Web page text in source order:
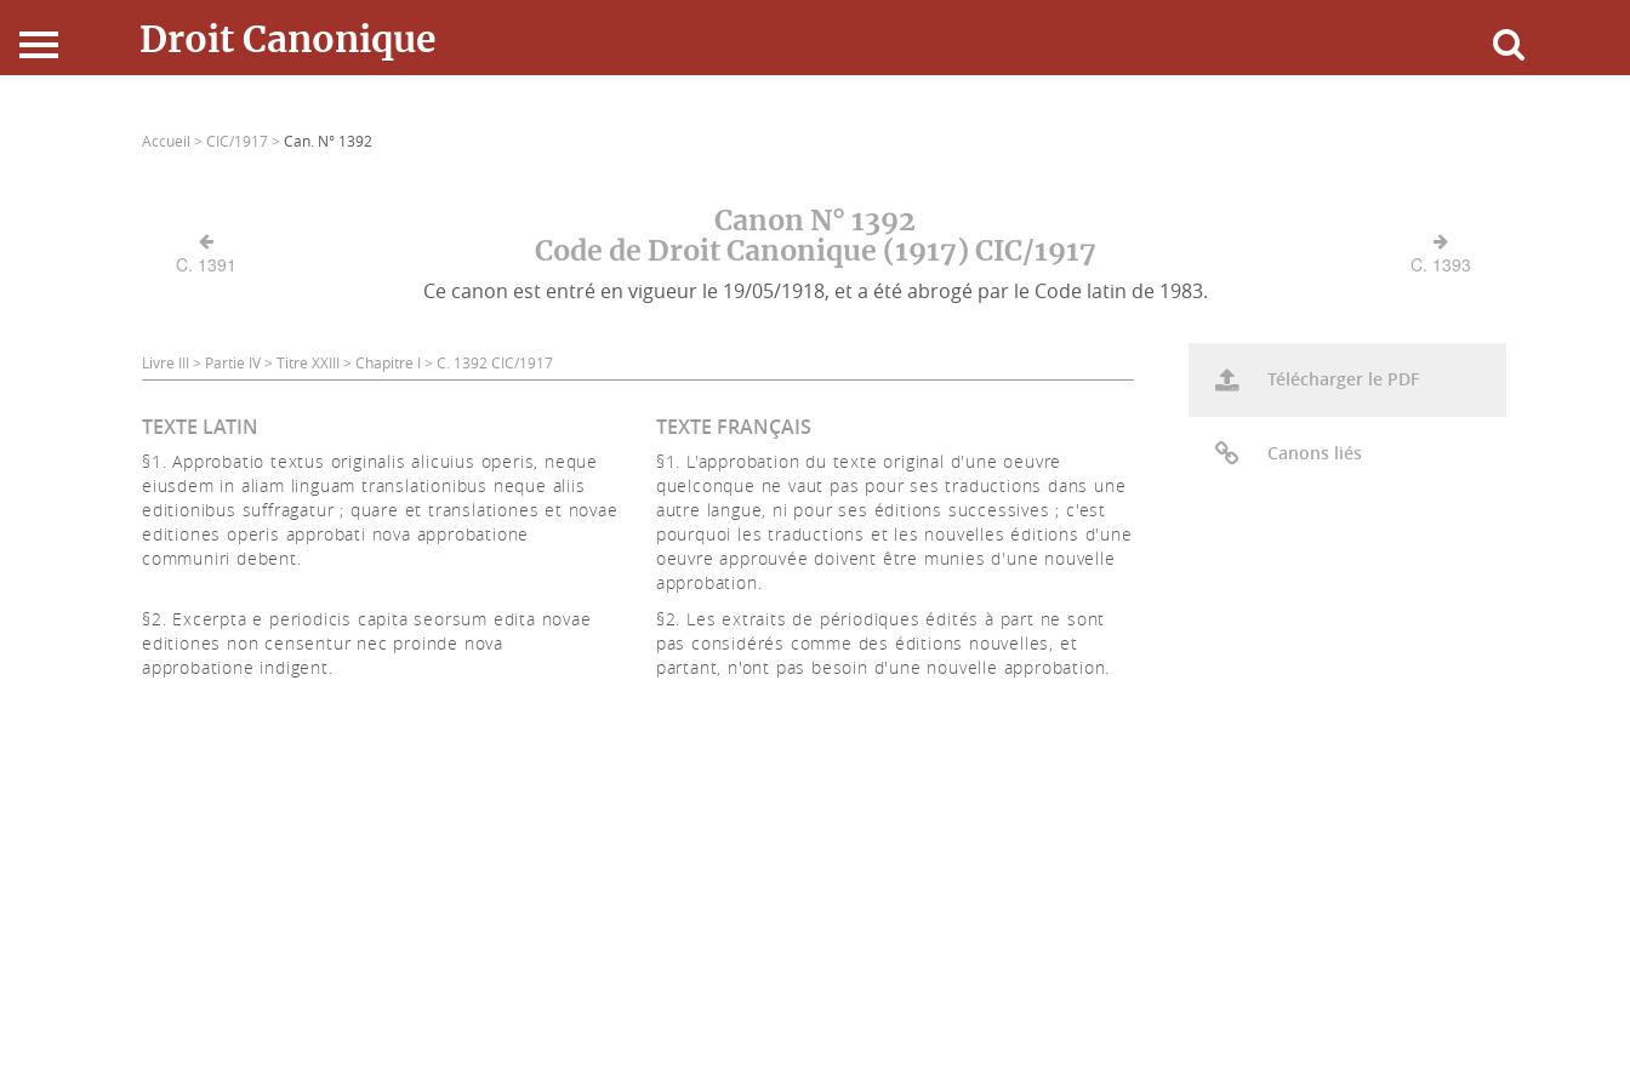
Droit Canonique
Connexion
Accueil > CIC/1917 > Can. N° 1392
C. 1391
Canon N° 1392
Code de Droit Canonique (1917) CIC/1917
Ce canon est entré en vigueur le 19/05/1918, et a été abrogé par le Code latin de 1983.
C. 1393
Livre III > Partie IV > Titre XXIII > Chapitre I > C. 1392 CIC/1917
TEXTE LATIN TEXTE FRANÇAIS
§1. Approbatio textus originalis alicuius operis, neque
eiusdem in aliam linguam translationibus neque aliis
editionibus suffragatur ; quare et translationes et novae
editiones operis approbati nova approbatione
communiri debent.
§1. L'approbation du texte original d'une oeuvre
quelconque ne vaut pas pour ses traductions dans une
autre langue, ni pour ses éditions successives ; c'est
pourquoi les traductions et les nouvelles éditions d'une
oeuvre approuvée doivent être munies d'une nouvelle
approbation.
§2. Excerpta e periodicis capita seorsum edita novae
editiones non censentur nec proinde nova
approbatione indigent.
§2. Les extraits de périodiques édités à part ne sont
pas considérés comme des éditions nouvelles, et
partant, n'ont pas besoin d'une nouvelle approbation.
Télécharger le PDF
Canons liés